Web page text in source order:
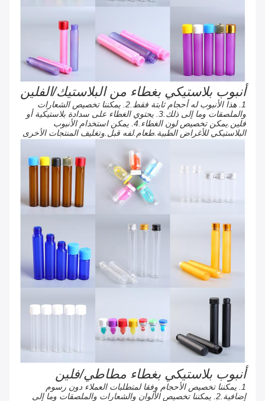
أنبوب بلاستيكي بغطاء من البلاستيك/الفلين
1. هذا الأنبوب له أحجام ثابتة فقط.2. يمكننا تخصيص الشعارات
والملصقات وما إلى ذلك.3. يحتوي الغطاء على سدادة بلاستيكية أو
فلين.يمكن تخصيص لون الغطاء.4. يمكن استخدام الأنبوب
البلاستيكي للأغراض الطبية.طعام.لفه قبل.وتغليف المنتجات الأخرى
أنبوب بلاستيكي بغطاء مطاطي/فلين
1. يمكننا تخصيص الأحجام وفقا لمتطلبات العملاء دون رسوم
إضافية.2. يمكننا تخصيص الألوان والشعارات والملصقات وما إلى